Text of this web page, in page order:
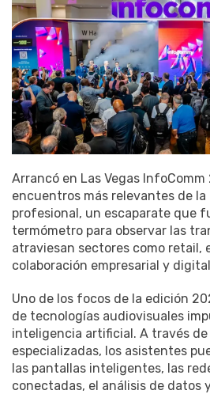
Arrancó en Las Vegas
encuentros más relevantes de
profesional, un escaparate que
termómetro para observar las
atraviesan sectores como retail,
colaboración empresarial y
Uno de los focos de la edición
de tecnologías audiovisuales
inteligencia artificial. A través
especializadas, los asistentes
las pantallas inteligentes, las
conectadas, el análisis de datos